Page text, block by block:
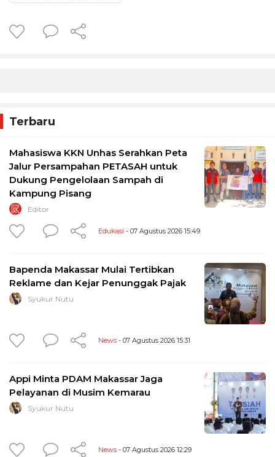
Terbaru
Mahasiswa KKN Unhas Serahkan Peta
Jalur Persampahan PETASAH untuk
Dukung Pengelolaan Sampah di
Kampung Pisang
Editor
Edukasi - 07 Agustus 2026 15:49
Bapenda Makassar Mulai Tertibkan
Reklame dan Kejar Penunggak Pajak
Syukur Nutu
News - 07 Agustus 2026 15:31
Appi Minta PDAM Makassar Jaga
Pelayanan di Musim Kemarau
Syukur Nutu
News - 07 Agustus 2026 12:29